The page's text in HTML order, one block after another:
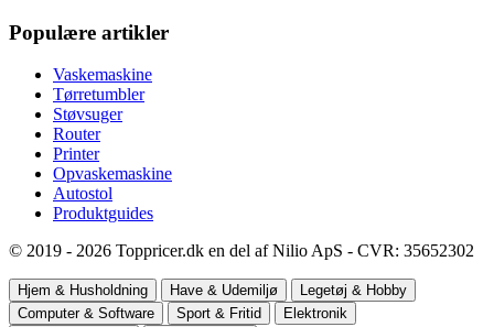
Populære artikler
Vaskemaskine
Tørretumbler
Støvsuger
Router
Printer
Opvaskemaskine
Autostol
Produktguides
© 2019 - 2026 Toppricer.dk en del af Nilio ApS - CVR: 35652302
Hjem & Husholdning Have & Udemiljø
Legetøj & Hobby
Computer & Software
Sport & Fritid
Elektronik